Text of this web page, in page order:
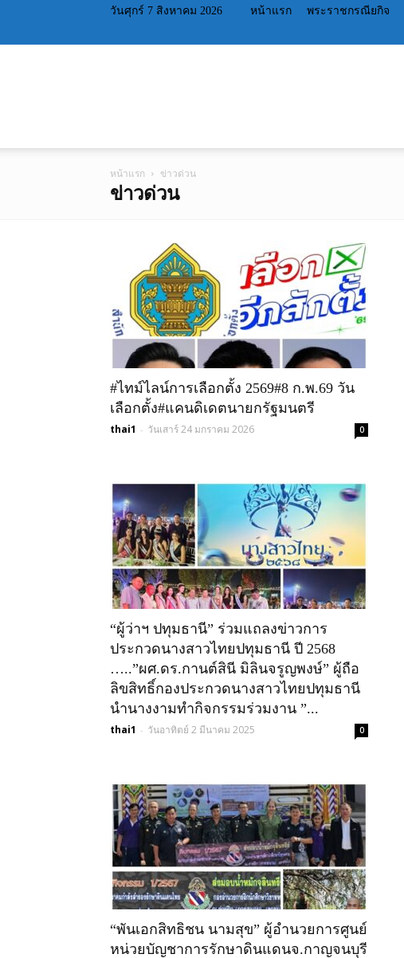
วันศุกร์ 7 สิงหาคม 2026 หน้าแรก พระราชกรณียกิจ
หน้าแรก ข่าวด่วน
ข่าวด่วน
#ไทม์ไลน์การเลือกตั้ง 2569#8 ก.พ.69 วัน
เลือกตั้ง#แคนดิเดตนายกรัฐมนตรี
thai1 - วันเสาร์ 24 มกราคม 2026 0
“ผู้ว่าฯ ปทุมธานี” ร่วมแถลงข่าวการ
ประกวดนางสาวไทยปทุมธานี ปี 2568
…..”ผศ.ดร.กานต์สินี มิลินจรูญพงษ์” ผู้ถือ
ลิขสิทธิ์กองประกวดนางสาวไทยปทุมธานี
นำนางงามทำกิจกรรมร่วมงาน ”...
thai1 - วันอาทิตย์ 2 มีนาคม 2025 0
“พันเอกสิทธิชน นามสุข” ผู้อำนวยการศูนย์
หน่วยบัญชาการรักษาดินแดนจ.กาญจนบุรี